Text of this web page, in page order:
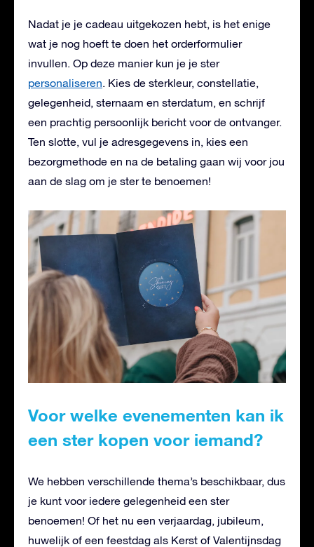
Nadat je je cadeau uitgekozen hebt, is het enige
wat je nog hoeft te doen het orderformulier
invullen. Op deze manier kun je je ster
personaliseren. Kies de sterkleur, constellatie,
gelegenheid, sternaam en sterdatum, en schrijf
een prachtig persoonlijk bericht voor de ontvanger.
Ten slotte, vul je adresgegevens in, kies een
bezorgmethode en na de betaling gaan wij voor jou
aan de slag om je ster te benoemen!
Voor welke evenementen kan ik
een ster kopen voor iemand?
We hebben verschillende thema’s beschikbaar, dus
je kunt voor iedere gelegenheid een ster
benoemen! Of het nu een verjaardag, jubileum,
huwelijk of een feestdag als Kerst of Valentijnsdag